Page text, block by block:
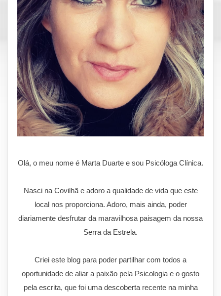
Olá, o meu nome é Marta Duarte e sou Psicóloga Clínica.
Nasci na Covilhã e adoro a qualidade de vida que este
local nos proporciona. Adoro, mais ainda, poder
diariamente desfrutar da maravilhosa paisagem da nossa
Serra da Estrela.
Criei este blog para poder partilhar com todos a
oportunidade de aliar a paixão pela Psicologia e o gosto
pela escrita, que foi uma descoberta recente na minha